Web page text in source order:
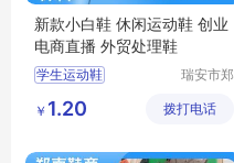
新款小白鞋 休闲运动鞋 创业
电商直播 外贸处理鞋
学生运动鞋
轻便运动鞋
杂款男女跑鞋
瑞安市郑
（个体工
￥ 1.20 拨打电话